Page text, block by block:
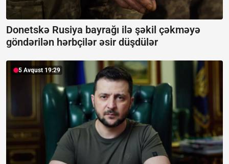
Donetskə Rusiya bayrağı ilə şəkil çəkməyə
göndərilən hərbçilər əsir düşdülər
5 Avqust 19:29